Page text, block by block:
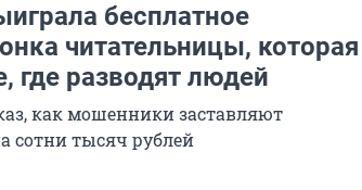
бесплатное
читательницы, которая
где разводят людей
как мошенники заставляют
сотни тысяч рублей